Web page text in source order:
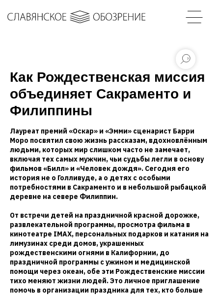
Как Рождественская миссия
объединяет Сакраменто и
Филиппины
Лауреат премий «Оскар» и «Эмми» сценарист Барри
Моро посвятил свою жизнь рассказам, вдохновлённым
людьми, которых мир слишком часто не замечает,
включая тех самых мужчин, чьи судьбы легли в основу
фильмов «Билл» и «Человек дождя». Сегодня его
история не о Голливуде, а о детях с особыми
потребностями в Сакраменто и в небольшой рыбацкой
деревне на севере Филиппин.
От встречи детей на праздничной красной дорожке,
развлекательной программы, просмотра фильма в
кинотеатре IMAX, персональных подарков и катания на
лимузинах среди домов, украшенных
рождественскими огнями в Калифорнии, до
праздничной программы с ужином и медицинской
помощи через океан, обе эти Рождественские миссии
тихо меняют жизни людей. Это личное приглашение
помочь в организации праздника для тех, кто больше